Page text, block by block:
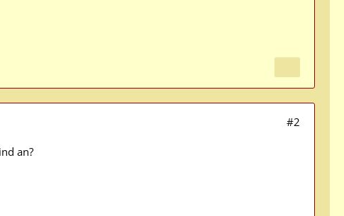
#2
an?